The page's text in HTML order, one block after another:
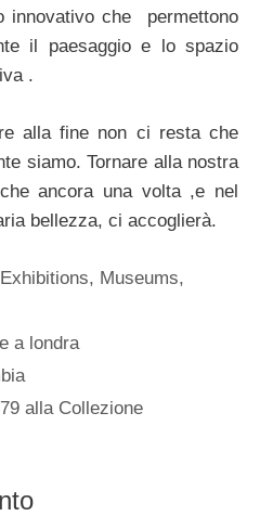
innovativo che permettono
il paesaggio e lo spazio
.
alla fine non ci resta che
siamo. Tornare alla nostra
ancora una volta ,e nel
bellezza, ci accoglierà.
Exhibitions, Museums,
a londra
alla Collezione